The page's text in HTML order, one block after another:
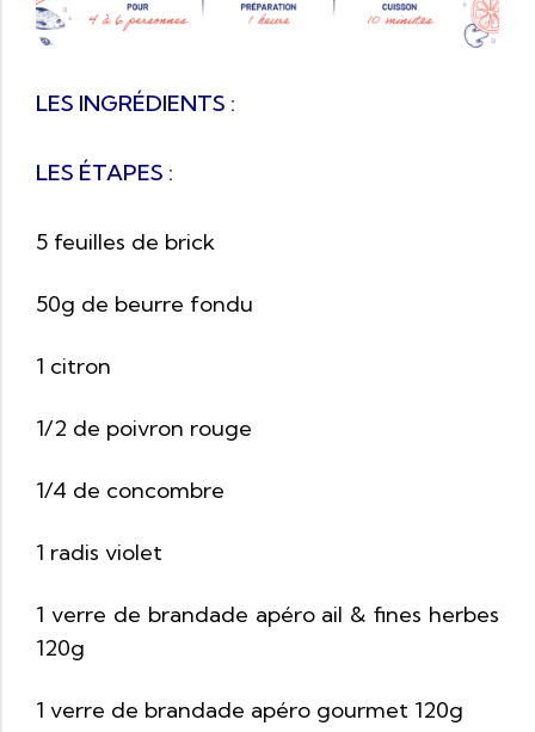
LES INGRÉDIENTS :
LES ÉTAPES :
5 feuilles de brick
50g de beurre fondu
1 citron
1/2 de poivron rouge
1/4 de concombre
1 radis violet
1 verre de brandade apéro ail & fines herbes
120g
1 verre de brandade apéro gourmet 120g